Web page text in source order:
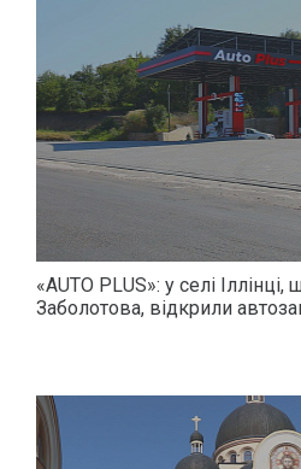
«AUTO PLUS»: у селі
Заболотова, відкрили